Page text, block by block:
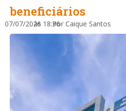
beneficiários
07/07/2026
às 18:36
Por Caique Santos